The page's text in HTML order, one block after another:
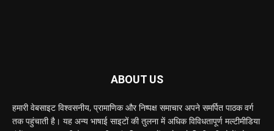
ABOUT US
हमारी वेबसाइट विश्वसनीय, प्रामाणिक और निष्पक्ष समाचार अपने समर्पित पाठक वर्ग
तक पहुंचाती है। यह अन्य भाषाई साइटों की तुलना में अधिक विविधतापूर्ण मल्टीमीडिया